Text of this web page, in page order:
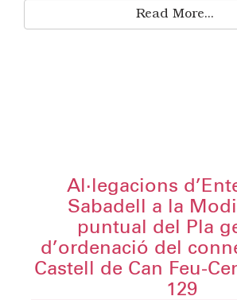
Read More...
Al·legacions
Sabadell a la
puntual del Pla
d’ordenació del
Castell de Can Feu-
129